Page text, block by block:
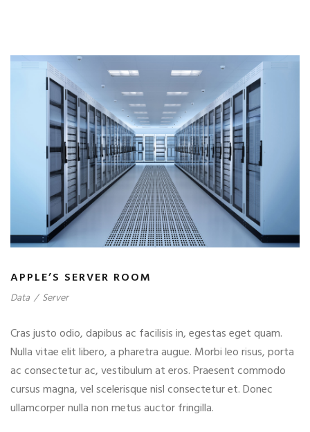
APPLE’S SERVER ROOM
Data / Server
Cras justo odio, dapibus ac facilisis in, egestas eget quam.
Nulla vitae elit libero, a pharetra augue. Morbi leo risus, porta
ac consectetur ac, vestibulum at eros. Praesent commodo
cursus magna, vel scelerisque nisl consectetur et. Donec
ullamcorper nulla non metus auctor fringilla.